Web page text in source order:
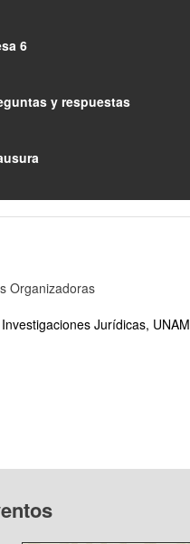
6
y respuestas
Organizadoras
Jurídicas, UNAM